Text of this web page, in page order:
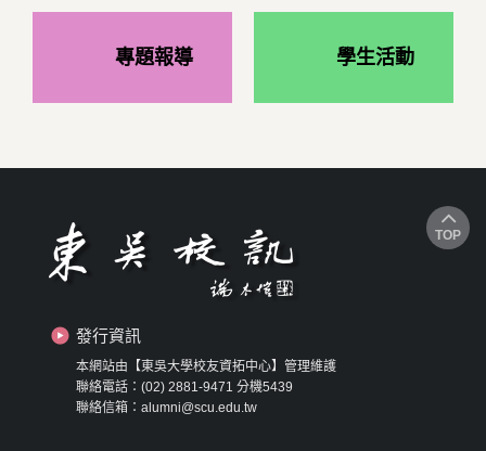
專題報導 學生活動
發行資訊
本網站由【東吳大學校友資拓中心】管理維護
聯絡電話：(02) 2881-9471 分機5439
聯絡信箱：alumni@scu.edu.tw
TOP